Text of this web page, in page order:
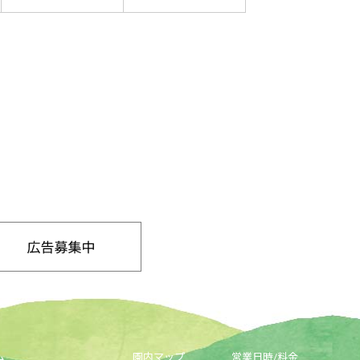
園内マップ 営業日時/料金